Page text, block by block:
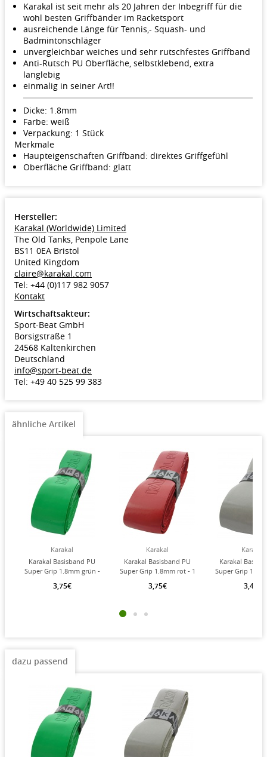
Karakal ist seit mehr als 20 Jahren der Inbegriff für die
wohl besten Griffbänder im Racketsport
ausreichende Länge für Tennis,- Squash- und
Badmintonschläger
unvergleichbar weiches und sehr rutschfestes Griffband
Anti-Rutsch PU Oberfläche, selbstklebend, extra
langlebig
einmalig in seiner Art!!
Dicke: 1.8mm
Farbe: weiß
Verpackung: 1 Stück
Merkmale
Haupteigenschaften Griffband: direktes Griffgefühl
Oberfläche Griffband: glatt
Hersteller:
Karakal (Worldwide) Limited
The Old Tanks, Penpole Lane
BS11 0EA Bristol
United Kingdom
claire@karakal.com
Tel: +44 (0)117 982 9057
Kontakt
Wirtschaftsakteur:
Sport-Beat GmbH
Borsigstraße 1
24568 Kaltenkirchen
Deutschland
info@sport-beat.de
Tel: +49 40 525 99 383
ähnliche Artikel
Karakal
Karakal Basisband PU
Super Grip 1.8mm grün -
3,75€
Karakal
Karakal Basisband PU
Super Grip 1.8mm rot - 1
3,75€
Karakal
Karakal
Super Grip
3,45€
dazu passend